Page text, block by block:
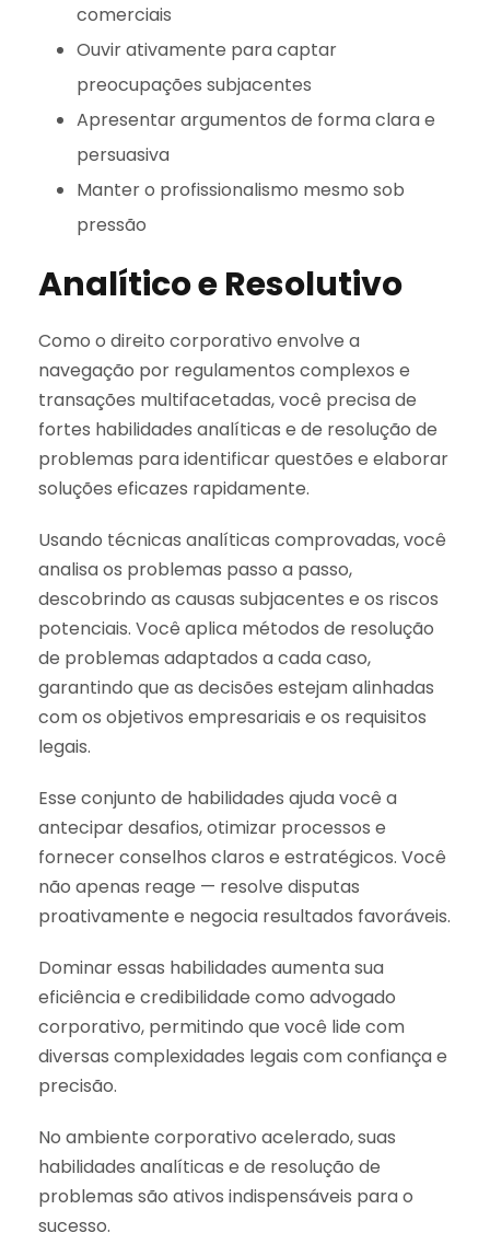
comerciais
Ouvir ativamente para captar
preocupações subjacentes
Apresentar argumentos de forma clara e
persuasiva
Manter o profissionalismo mesmo sob
pressão
Analítico e Resolutivo
Como o direito corporativo envolve a
navegação por regulamentos complexos e
transações multifacetadas, você precisa de
fortes habilidades analíticas e de resolução de
problemas para identificar questões e elaborar
soluções eficazes rapidamente.
Usando técnicas analíticas comprovadas, você
analisa os problemas passo a passo,
descobrindo as causas subjacentes e os riscos
potenciais. Você aplica métodos de resolução
de problemas adaptados a cada caso,
garantindo que as decisões estejam alinhadas
com os objetivos empresariais e os requisitos
legais.
Esse conjunto de habilidades ajuda você a
antecipar desafios, otimizar processos e
fornecer conselhos claros e estratégicos. Você
não apenas reage — resolve disputas
proativamente e negocia resultados favoráveis.
Dominar essas habilidades aumenta sua
eficiência e credibilidade como advogado
corporativo, permitindo que você lide com
diversas complexidades legais com confiança e
precisão.
No ambiente corporativo acelerado, suas
habilidades analíticas e de resolução de
problemas são ativos indispensáveis para o
sucesso.